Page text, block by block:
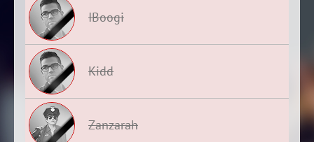
IBoogi
Kidd
Zanzarah